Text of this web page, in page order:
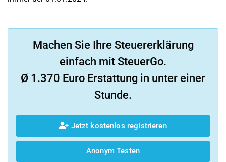
Machen Sie Ihre Steuererklärung
einfach mit SteuerGo.
Ø 1.370 Euro Erstattung in unter einer
Stunde.
Jetzt kostenlos registrieren
Anonym Testen